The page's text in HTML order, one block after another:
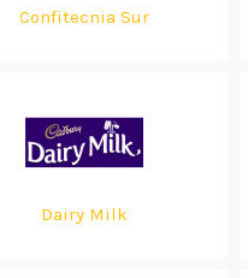
Confitecnia Sur
Dairy Milk